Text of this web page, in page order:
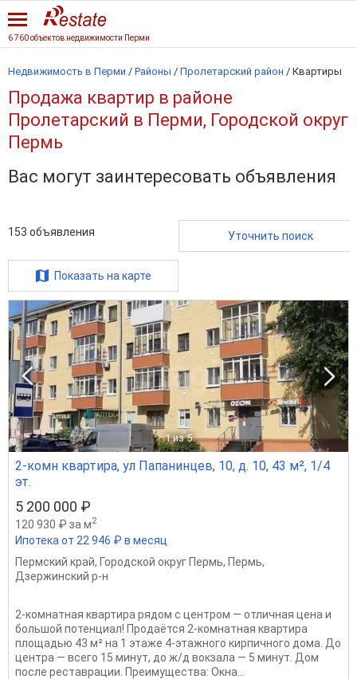
6 760 объектов недвижимости Перми
Недвижимость в Перми / Районы / Пролетарский район / Квартиры
Продажа квартир в районе
Пролетарский в Перми, Городской округ
Пермь
Вас могут заинтересовать объявления
153 объявления Уточнить поиск
Показать на карте
1 из 5
2-комн квартира, ул Папанинцев, 10, д. 10, 43 м², 1/4
эт.
5 200 000 ₽
120 930 ₽ за м2
Ипотека от 22 946 ₽ в месяц
Пермский край, Городской округ Пермь, Пермь,
Дзержинский р-н
2-комнатная квартира рядом с центром — отличная цена и
большой потенциал! Продаётся 2-комнатная квартира
площадью 43 м² на 1 этаже 4-этажного кирпичного дома. До
центра — всего 15 минут, до ж/д вокзала — 5 минут. Дом
после реставрации. Преимущества: Окна...